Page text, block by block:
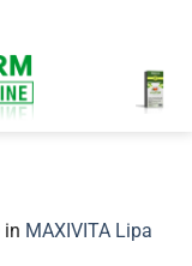
in MAXIVITA Lipa